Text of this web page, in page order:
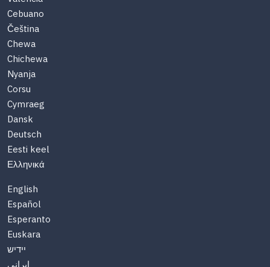
Cebuano
Čeština
Chewa
Chichewa
Nyanja
Corsu
Cymraeg
Dansk
Deutsch
Eesti keel
Ελληνικά
English
Español
Esperanto
Euskara
יידיש